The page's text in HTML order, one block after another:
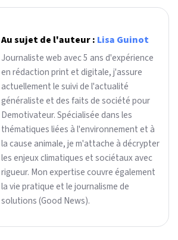
Au sujet de l'auteur : Lisa Guinot
Journaliste web avec 5 ans d'expérience
en rédaction print et digitale, j'assure
actuellement le suivi de l'actualité
généraliste et des faits de société pour
Demotivateur. Spécialisée dans les
thématiques liées à l'environnement et à
la cause animale, je m'attache à décrypter
les enjeux climatiques et sociétaux avec
rigueur. Mon expertise couvre également
la vie pratique et le journalisme de
solutions (Good News).